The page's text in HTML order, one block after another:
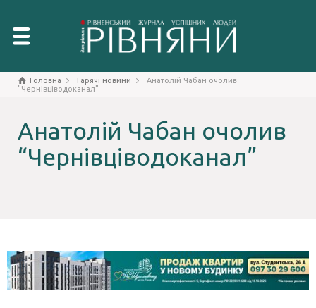
Головна Гарячі новини
Анатолій Чабан очолив
"Чернівціводоканал"
Анатолій Чабан очолив
“Чернівціводоканал”